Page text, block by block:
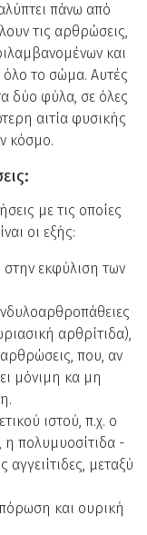
πάνω από
τις αρθρώσεις,
και
το σώμα. Αυτές
δύο φύλα, σε όλες
αιτία φυσικής
κόσμο.
με τις οποίες
οι εξής:
στην εκφύλιση των
αρθρίτιδα),
που, αν
μόνιμη κα μη
ιστού, π.χ. ο
πολυμυοσίτιδα -
μεταξύ
και ουρική